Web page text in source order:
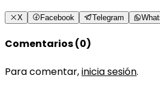
X Facebook Telegram
Comentarios (0)
Para comentar,inicia sesión.